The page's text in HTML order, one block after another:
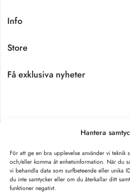
Hantera
För att ge en bra upplevelse använder vi teknik
och/eller komma åt enhetsinformation. När du
vi behandla data som surfbeteende eller unika
du inte samtycker eller om du återkallar ditt
funktioner negativt.
Info
Store
Få exklusiva nyheter
Malorna © 2026 by All